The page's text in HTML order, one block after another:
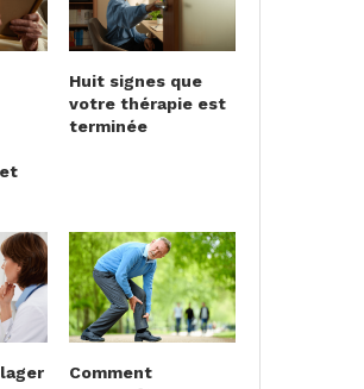
Huit signes que
votre thérapie est
terminée
Comment